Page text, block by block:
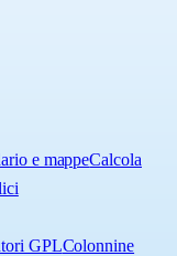
e mappeCalcola
GPLColonnine